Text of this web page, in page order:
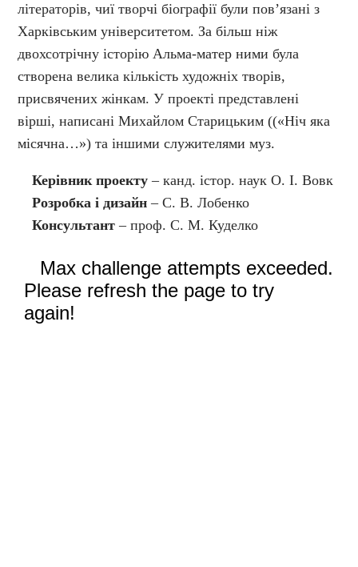
літераторів, чиї творчі біографії були пов’язані з
Харківським університетом. За більш ніж
двохсотрічну історію Альма-матер ними була
створена велика кількість художніх творів,
присвячених жінкам. У проекті представлені
вірші, написані Михайлом Старицьким ((«Ніч яка
місячна…») та іншими служителями муз.
Керівник проекту – канд. істор. наук О. І. Вовк
Розробка і дизайн – С. В. Лобенко
Консультант – проф. С. М. Куделко